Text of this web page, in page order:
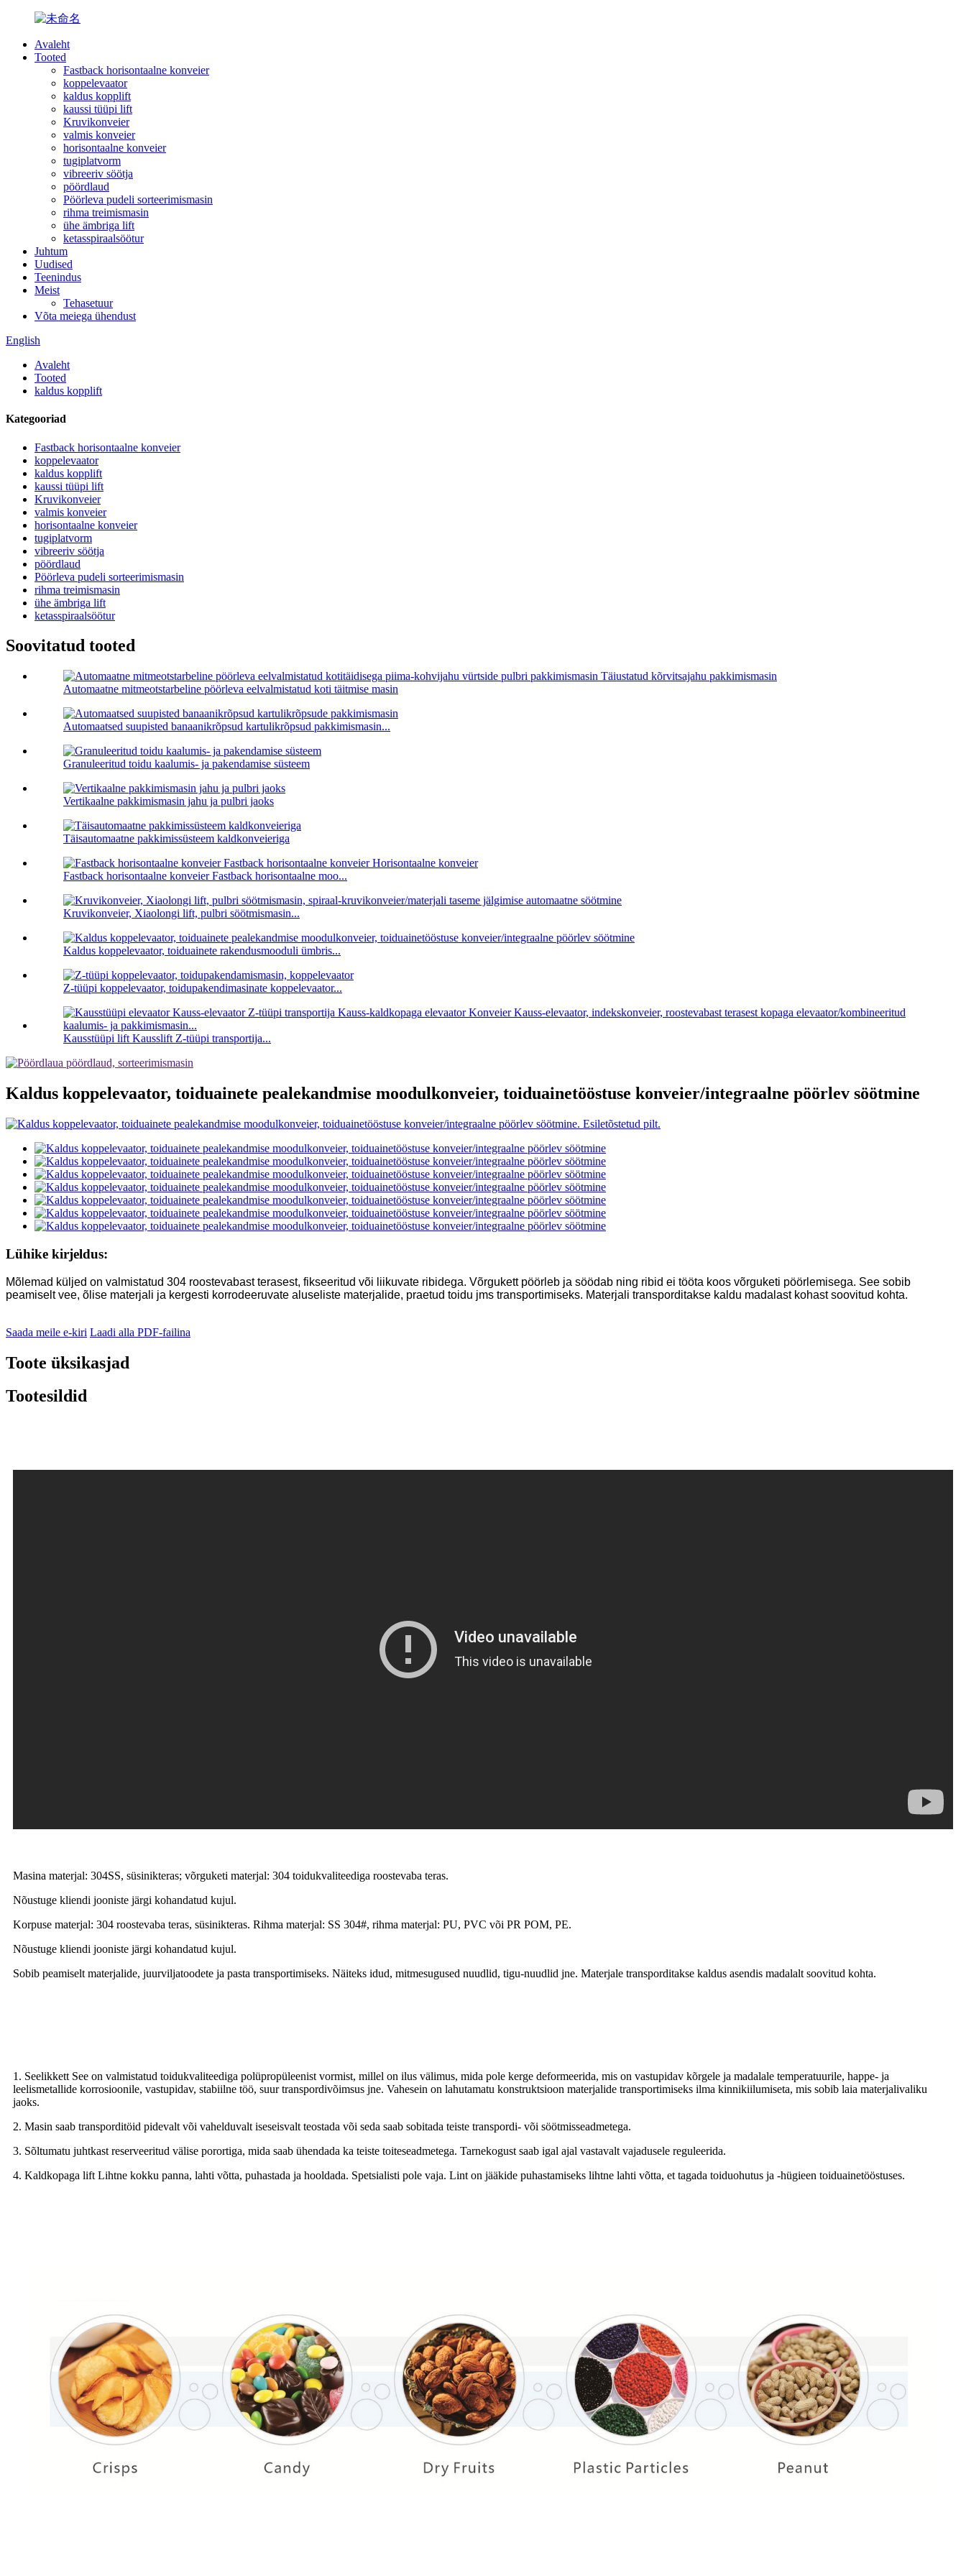
Avaleht
Tooted
Fastback horisontaalne konveier
koppelevaator
kaldus kopplift
kaussi tüüpi lift
Kruvikonveier
valmis konveier
horisontaalne konveier
tugiplatvorm
vibreeriv söötja
pöördlaud
Pöörleva pudeli sorteerimismasin
rihma treimismasin
ühe ämbriga lift
ketasspiraalsöötur
Juhtum
Uudised
Teenindus
Meist
Tehasetuur
Võta meiega ühendust
English
Avaleht
Tooted
kaldus kopplift
Kategooriad
Fastback horisontaalne konveier
koppelevaator
kaldus kopplift
kaussi tüüpi lift
Kruvikonveier
valmis konveier
horisontaalne konveier
tugiplatvorm
vibreeriv söötja
pöördlaud
Pöörleva pudeli sorteerimismasin
rihma treimismasin
ühe ämbriga lift
ketasspiraalsöötur
Soovitatud tooted
Automaatne mitmeotstarbeline pöörleva eelvalmistatud koti täitmise masin
Automaatsed suupisted banaanikrõpsud kartulikrõpsud pakkimismasin...
Granuleeritud toidu kaalumis- ja pakendamise süsteem
Vertikaalne pakkimismasin jahu ja pulbri jaoks
Täisautomaatne pakkimissüsteem kaldkonveieriga
Fastback horisontaalne konveier Fastback horisontaalne moo...
Kruvikonveier, Xiaolongi lift, pulbri söötmismasin...
Kaldus koppelevaator, toiduainete rakendusmooduli ümbris...
Z-tüüpi koppelevaator, toidupakendimasinate koppelevaator...
Kausstüüpi lift Kausslift Z-tüüpi transportija...
Kaldus koppelevaator, toiduainete pealekandmise moodulkonveier, toiduainetööstuse konveier/integraalne pöörlev söötmine
Lühike kirjeldus:
Mõlemad küljed on valmistatud 304 roostevabast terasest, fikseeritud või liikuvate ribidega. Võrgukett pöörleb ja söödab ning ribid ei tööta koos võrguketi pöörlemisega. See sobib
peamiselt vee, õlise materjali ja kergesti korrodeeruvate aluseliste materjalide, praetud toidu jms transportimiseks. Materjali transporditakse kaldu madalast kohast soovitud kohta.
Saada meile e-kiri Laadi alla PDF-failina
Toote üksikasjad
Tootesildid
Masina materjal: 304SS, süsinikteras; võrguketi materjal: 304 toidukvaliteediga roostevaba teras.
Nõustuge kliendi jooniste järgi kohandatud kujul.
Korpuse materjal: 304 roostevaba teras, süsinikteras. Rihma materjal: SS 304#, rihma materjal: PU, PVC või PR POM, PE.
Nõustuge kliendi jooniste järgi kohandatud kujul.
Sobib peamiselt materjalide, juurviljatoodete ja pasta transportimiseks. Näiteks idud, mitmesugused nuudlid, tigu-nuudlid jne. Materjale transporditakse kaldus asendis madalalt soovitud kohta.
1. Seelikkett See on valmistatud toidukvaliteediga polüpropüleenist vormist, millel on ilus välimus, mida pole kerge deformeerida, mis on vastupidav kõrgele ja madalale temperatuurile, happe- ja
leelismetallide korrosioonile, vastupidav, stabiilne töö, suur transpordivõimsus jne. Vahesein on lahutamatu konstruktsioon materjalide transportimiseks ilma kinnikiilumiseta, mis sobib laia materjalivaliku
jaoks.
2. Masin saab transporditöid pidevalt või vahelduvalt iseseisvalt teostada või seda saab sobitada teiste transpordi- või söötmisseadmetega.
3. Sõltumatu juhtkast reserveeritud välise porortiga, mida saab ühendada ka teiste toiteseadmetega. Tarnekogust saab igal ajal vastavalt vajadusele reguleerida.
4. Kaldkopaga lift Lihtne kokku panna, lahti võtta, puhastada ja hooldada. Spetsialisti pole vaja. Lint on jääkide puhastamiseks lihtne lahti võtta, et tagada toiduohutus ja -hügieen toiduainetööstuses.